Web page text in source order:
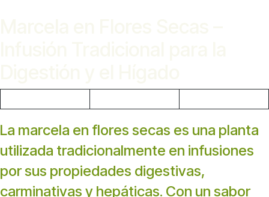
La marcela en flores secas es una planta
utilizada tradicionalmente en infusiones
por sus propiedades digestivas,
carminativas y hepáticas. Con un sabor